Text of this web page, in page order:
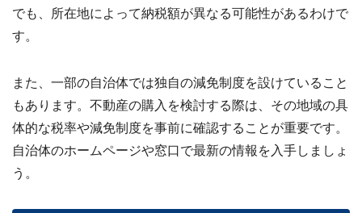
でも、所在地によって納税額が異なる可能性があるわけで
す。
また、一部の自治体では独自の減免制度を設けていること
もあります。不動産の購入を検討する際は、その地域の具
体的な税率や減免制度を事前に確認することが重要です。
自治体のホームページや窓口で最新の情報を入手しましょ
う。